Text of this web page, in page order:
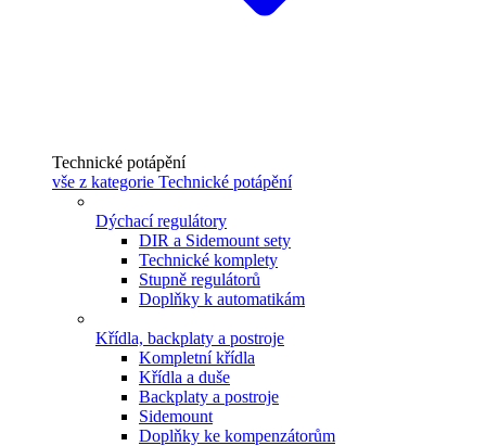
Technické potápění
vše z kategorie Technické potápění
Dýchací regulátory
DIR a Sidemount sety
Technické komplety
Stupně regulátorů
Doplňky k automatikám
Křídla, backplaty a postroje
Kompletní křídla
Křídla a duše
Backplaty a postroje
Sidemount
Doplňky ke kompenzátorům